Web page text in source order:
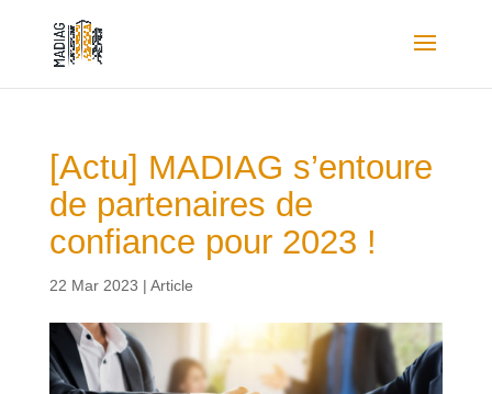
[Actu] MADIAG s’entoure
de partenaires de
confiance pour 2023 !
22 Mar 2023 | Article